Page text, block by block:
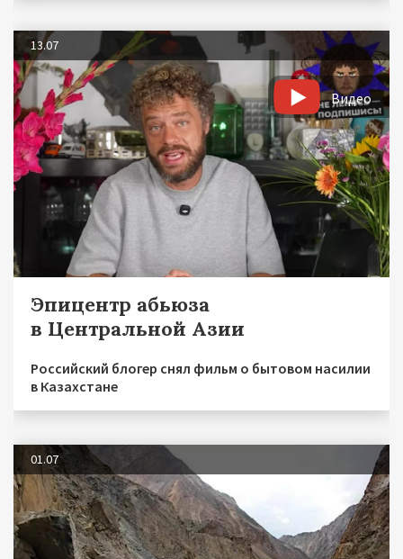
13.07
Видео
Эпицентр абьюза
в Центральной Азии
Российский блогер снял фильм о бытовом насилии
в Казахстане
01.07